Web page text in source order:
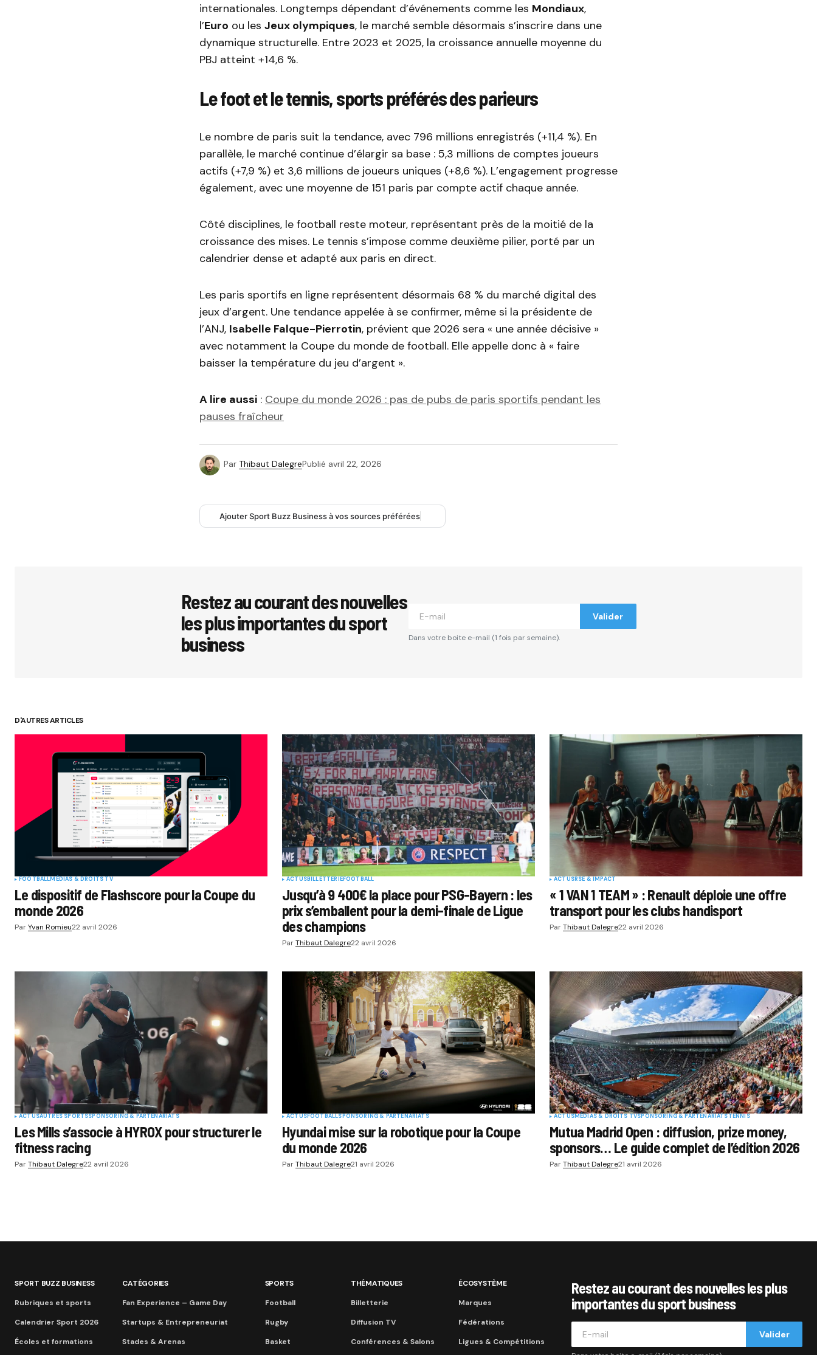
internationales. Longtemps dépendant d’événements comme les Mondiaux,
l’Euro ou les Jeux olympiques, le marché semble désormais s’inscrire dans une
dynamique structurelle. Entre 2023 et 2025, la croissance annuelle moyenne du
PBJ atteint +14,6 %.
Le foot et le tennis, sports préférés des parieurs
Le nombre de paris suit la tendance, avec 796 millions enregistrés (+11,4 %). En
parallèle, le marché continue d’élargir sa base : 5,3 millions de comptes joueurs
actifs (+7,9 %) et 3,6 millions de joueurs uniques (+8,6 %). L’engagement progresse
également, avec une moyenne de 151 paris par compte actif chaque année.
Côté disciplines, le football reste moteur, représentant près de la moitié de la
croissance des mises. Le tennis s’impose comme deuxième pilier, porté par un
calendrier dense et adapté aux paris en direct.
Les paris sportifs en ligne représentent désormais 68 % du marché digital des
jeux d’argent. Une tendance appelée à se confirmer, même si la présidente de
l’ANJ, Isabelle Falque-Pierrotin, prévient que 2026 sera « une année décisive »
avec notamment la Coupe du monde de football. Elle appelle donc à « faire
baisser la température du jeu d’argent ».
A lire aussi : Coupe du monde 2026 : pas de pubs de paris sportifs pendant les
pauses fraîcheur
Par Thibaut DalegrePublié avril 22, 2026
Ajouter Sport Buzz Business à vos sources préférées
Restez au courant des nouvelles
les plus importantes du sport
business
Valider
Dans votre boite e-mail (1 fois par semaine).
D'AUTRES ARTICLES
FOOTBALLMÉDIAS & DROITS TV
Le dispositif de Flashscore pour la Coupe du
monde 2026
ParYvan Romieu22 avril 2026
ACTUSBILLETTERIEFOOTBALL
Jusqu’à 9 400€ la place pour PSG-Bayern : les
prix s’emballent pour la demi-finale de Ligue
des champions
ParThibaut Dalegre22 avril 2026
ACTUSRSE & IMPACT
« 1 VAN 1 TEAM » : Renault déploie une offre
transport pour les clubs handisport
ParThibaut Dalegre22 avril 2026
ACTUSAUTRES SPORTSSPONSORING & PARTENARIATS
Les Mills s’associe à HYROX pour structurer le
fitness racing
ParThibaut Dalegre22 avril 2026
ACTUSFOOTBALLSPONSORING & PARTENARIATS
Hyundai mise sur la robotique pour la Coupe
du monde 2026
ParThibaut Dalegre21 avril 2026
ACTUSMÉDIAS & DROITS TVSPONSORING & PARTENARIATSTENNIS
Mutua Madrid Open : diffusion, prize money,
sponsors… Le guide complet de l’édition 2026
ParThibaut Dalegre21 avril 2026
SPORT BUZZ BUSINESS
Rubriques et sports
Calendrier Sport 2026
Écoles et formations
CATÉGORIES
Fan Experience – Game Day
Startups & Entrepreneuriat
Stades & Arenas
SPORTS
Football
Rugby
Basket
THÉMATIQUES
Billetterie
Diffusion TV
Conférences & Salons
ÉCOSYSTÈME
Marques
Fédérations
Ligues & Compétitions
Restez au courant des nouvelles les plus
importantes du sport business
Valider